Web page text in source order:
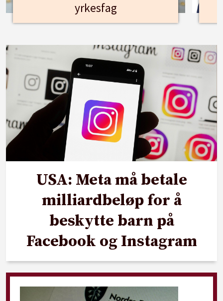
yrkesfag
USA: Meta må betale
milliardbeløp for å
beskytte barn på
Facebook og Instagram